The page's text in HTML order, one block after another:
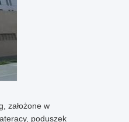
założone w
poduszek